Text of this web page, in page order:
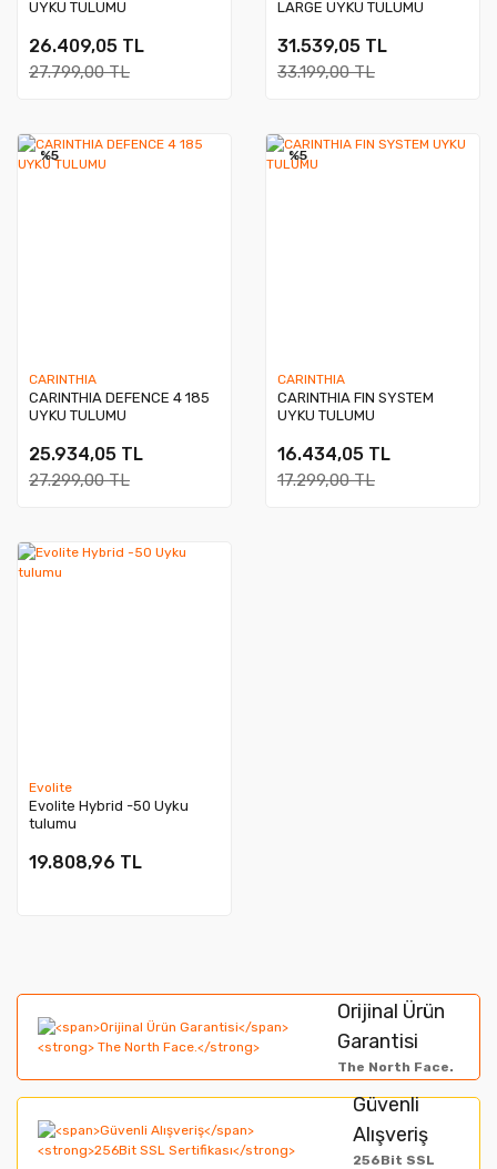
UYKU TULUMU
26.409,05 TL
27.799,00 TL
LARGE UYKU TULUMU
31.539,05 TL
33.199,00 TL
%5
CARINTHIA
CARINTHIA DEFENCE 4 185
UYKU TULUMU
25.934,05 TL
27.299,00 TL
%5
CARINTHIA
CARINTHIA FIN SYSTEM
UYKU TULUMU
16.434,05 TL
17.299,00 TL
Evolite
Evolite Hybrid -50 Uyku
tulumu
19.808,96 TL
Orijinal Ürün
Garantisi
The North Face.
Güvenli
Alışveriş
256Bit SSL